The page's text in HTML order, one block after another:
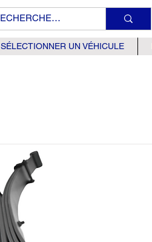
SÉLECTIONNER UN VÉHICULE